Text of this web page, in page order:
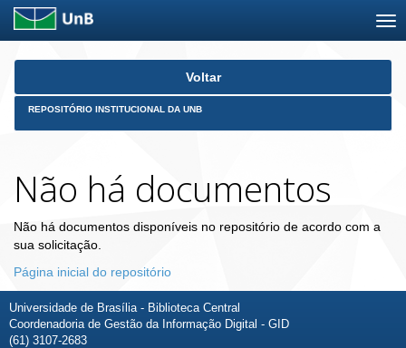
Skip
Voltar
REPOSITÓRIO INSTITUCIONAL DA UNB
Não há documentos
Não há documentos disponíveis no repositório de acordo com a
sua solicitação.
Página inicial do repositório
Universidade de Brasília - Biblioteca Central
Coordenadoria de Gestão da Informação Digital - GID
(61) 3107-2683